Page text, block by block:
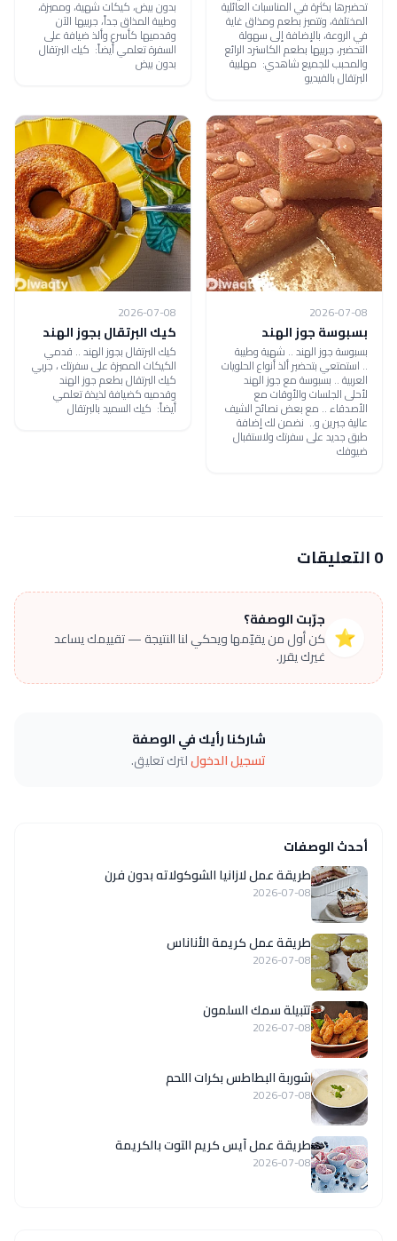
تحضيرها بكثرة في المناسبات العائلية
المختلفة، وتتميز بطعم ومذاق غاية
في الروعة، بالإضافة إلى سهولة
التحضير، جربيها بطعم الكاسترد الرائع
والمحبب للجميع شاهدي: مهلبية
البرتقال بالفيديو
بدون بيض، كيكات شهية، ومميزة،
وطيبة المذاق جداً، جربيها الآن
وقدميها كأسرع وألذ ضيافة على
السفرة تعلمي أيضاً: كيك البرتقال
بدون بيض
2026-07-08
بسبوسة جوز الهند
بسبوسة جوز الهند .. شهية وطيبة
.. استمتعي بتحضير ألذ أنواع الحلويات
العربية .. بسبوسة مع جوز الهند
لأحلى الجلسات والأوقات مع
الأصدقاء .. مع بعض نصائح الشيف
عالية جبرين و.. نضمن لك إضافة
طبق جديد على سفرتك ولاستقبال
ضيوفك
2026-07-08
كيك البرتقال بجوز الهند
كيك البرتقال بجوز الهند .. قدمي
الكيكات المميزة على سفرتك ، جربي
كيك البرتقال بطعم جوز الهند
وقدميه كضيافة لذيذة تعلمي
أيضاً: كيك السميد بالبرتقال
0 التعليقات
⭐
جرّبت الوصفة؟
كن أول من يقيّمها ويحكي لنا النتيجة — تقييمك يساعد
غيرك يقرر.
شاركنا رأيك في الوصفة
تسجيل الدخوللترك تعليق.
أحدث الوصفات
طريقة عمل لازانيا الشوكولاته بدون فرن
2026-07-08
طريقة عمل كريمة الأناناس
2026-07-08
تتبيلة سمك السلمون
2026-07-08
شوربة البطاطس بكرات اللحم
2026-07-08
طريقة عمل آيس كريم التوت بالكريمة
2026-07-08